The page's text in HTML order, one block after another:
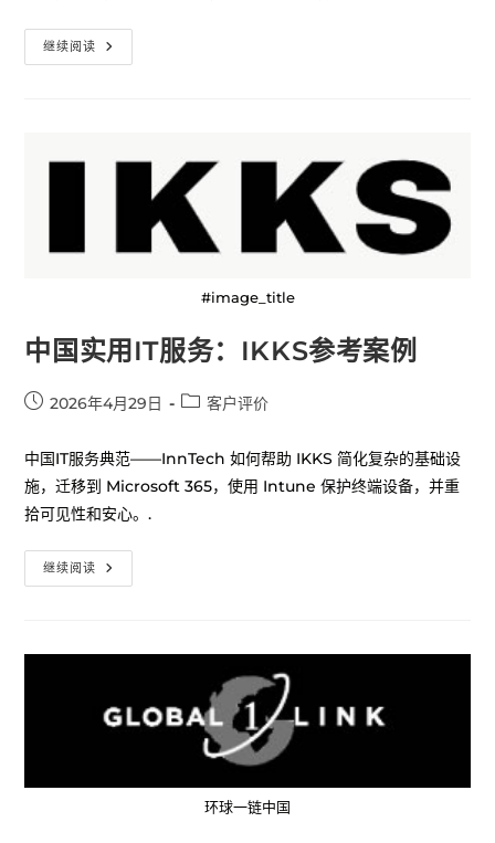
继续阅读
#image_title
中国实用IT服务：IKKS参考案例
2026年4月29日 客户评价
中国IT服务典范——InnTech 如何帮助 IKKS 简化复杂的基础设
施，迁移到 Microsoft 365，使用 Intune 保护终端设备，并重
拾可见性和安心。.
继续阅读
环球一链中国